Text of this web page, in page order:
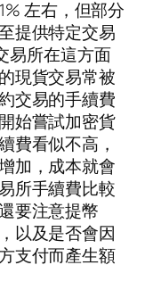
左右，但部分
提供特定交易
易所在這方面
現貨交易常被
交易的手續費
始嘗試加密貨
費看似不高，
加，成本就會
所手續費比較
要注意提幣
以及是否會因
支付而產生額